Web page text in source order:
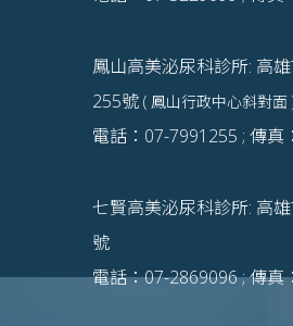
鳳山高美泌尿科診所: 高
255號 ( 鳳山行政中心斜對面
電話：07-7991255 ; 傳真
七賢高美泌尿科診所: 高
號
電話：07-2869096 ; 傳真